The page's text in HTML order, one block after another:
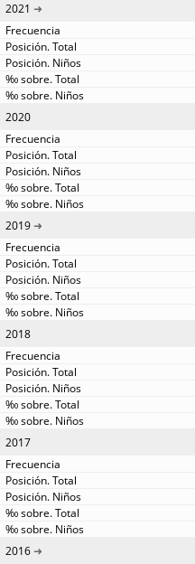
2021
2020
2019
2018
2017
2016